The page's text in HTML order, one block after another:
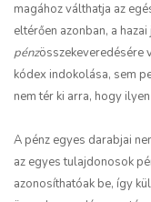
magához válthatja az
eltérően azonban, a
pénzösszekeveredésére
kódex indokolása, sem
nem tér ki arra, hogy
A pénz egyes darabjai
az egyes tulajdonosok
azonosíthatóak be, így